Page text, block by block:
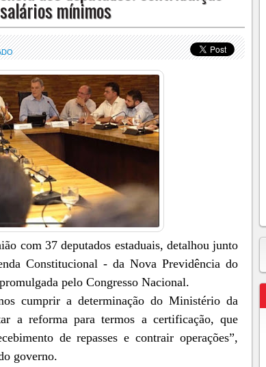
mínimos
com 37 deputados estaduais, detalhou junto
Constitucional - da Nova Previdência do
pelo Congresso Nacional.
cumprir a determinação do Ministério da
a reforma para termos a certificação, que
de repasses e contrair operações”,
governo.